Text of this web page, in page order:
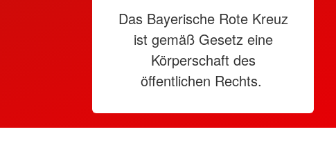
Das Bayerische Rote Kreuz
ist gemäß Gesetz eine
Körperschaft des
öffentlichen Rechts.